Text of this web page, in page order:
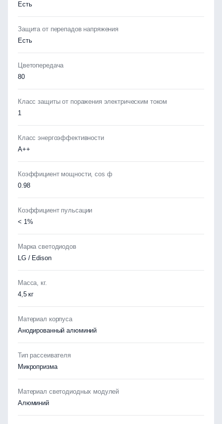
Есть
Защита от перепадов напряжения
Есть
Цветопередача
80
Класс защиты от поражения электрическим током
1
Класс энергоэффективности
А++
Коэффициент мощности, cos ф
0.98
Коэффициент пульсации
< 1%
Марка светодиодов
LG / Edison
Масса, кг.
4,5 кг
Материал корпуса
Анодированный алюминий
Тип рассеивателя
Микропризма
Материал светодиодных модулей
Алюминий